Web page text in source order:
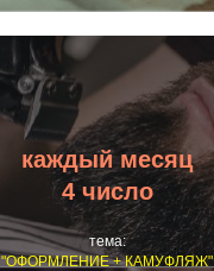
каждый месяц
4 число
тема:
"ОФОРМЛЕНИЕ + КАМУФЛЯЖ"